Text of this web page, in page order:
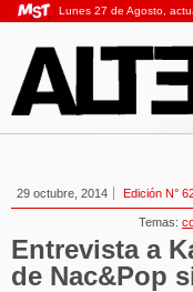
Lunes 27 de Agosto,
29 octubre, 2014 Edición N°
Temas:
Entrevista a
de Nac&Pop